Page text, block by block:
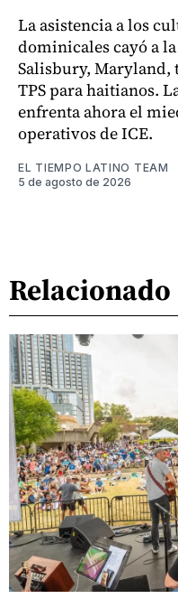
La asistencia a los
dominicales cayó a
Salisbury, Maryland,
TPS para haitianos.
enfrenta ahora el
operativos de ICE.
EL TIEMPO LATINO TEAM
5 de agosto de 2026
Relacionado